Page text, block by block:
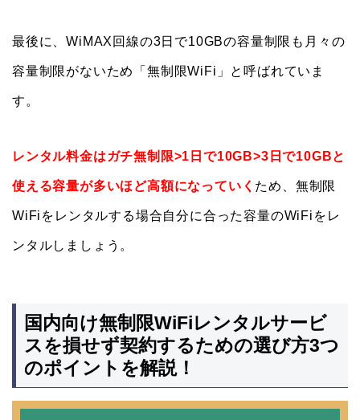
最後に、WiMAX回線の3日で10GBの容量制限も月々の
容量制限がないため「無制限WiFi」と呼ばれていま
す。
レンタル料金はガチ無制限>1日で10GB>3日で10GBと
使える容量が多いほど高額になっていく ため、無制限
WiFiをレンタルする場合自分に合った容量のWiFiをレ
ンタルしましょう。
国内向け無制限WiFiレンタルサービ
スを損せず契約するための選び方3つ
のポイントを解説！